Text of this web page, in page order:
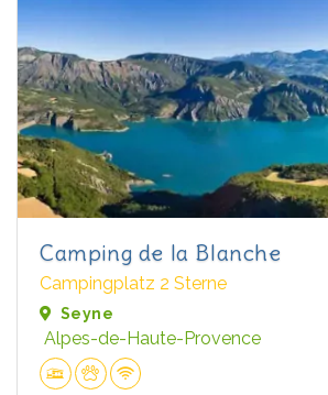
Camping de la Blanche
Campingplatz 2 Sterne
Seyne
Alpes-de-Haute-Provence